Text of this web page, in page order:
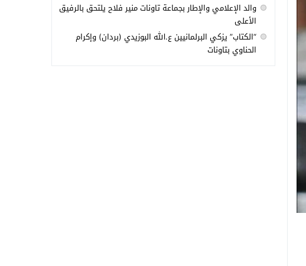
والد الإعلامي والإطار بجماعة تاونات منير فلاح يلتحق بالرفيق
الأعلى
“الكتاب” يزكي البرلمانيين ع.الله البوزيدي (بردان) وإكرام
الحناوي بتاونات